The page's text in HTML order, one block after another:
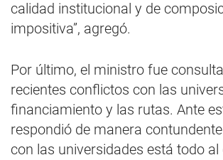
calidad institucional y de
impositiva”, agregó.
Por último, el ministro fue
recientes conflictos con las
financiamiento y las rutas. Ante
respondió de manera
con las universidades está todo al